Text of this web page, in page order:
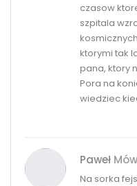
czasow
szpitala
ktorymi tak
pana, ktory
Pora na
wiedziec
Paweł
Na sorka